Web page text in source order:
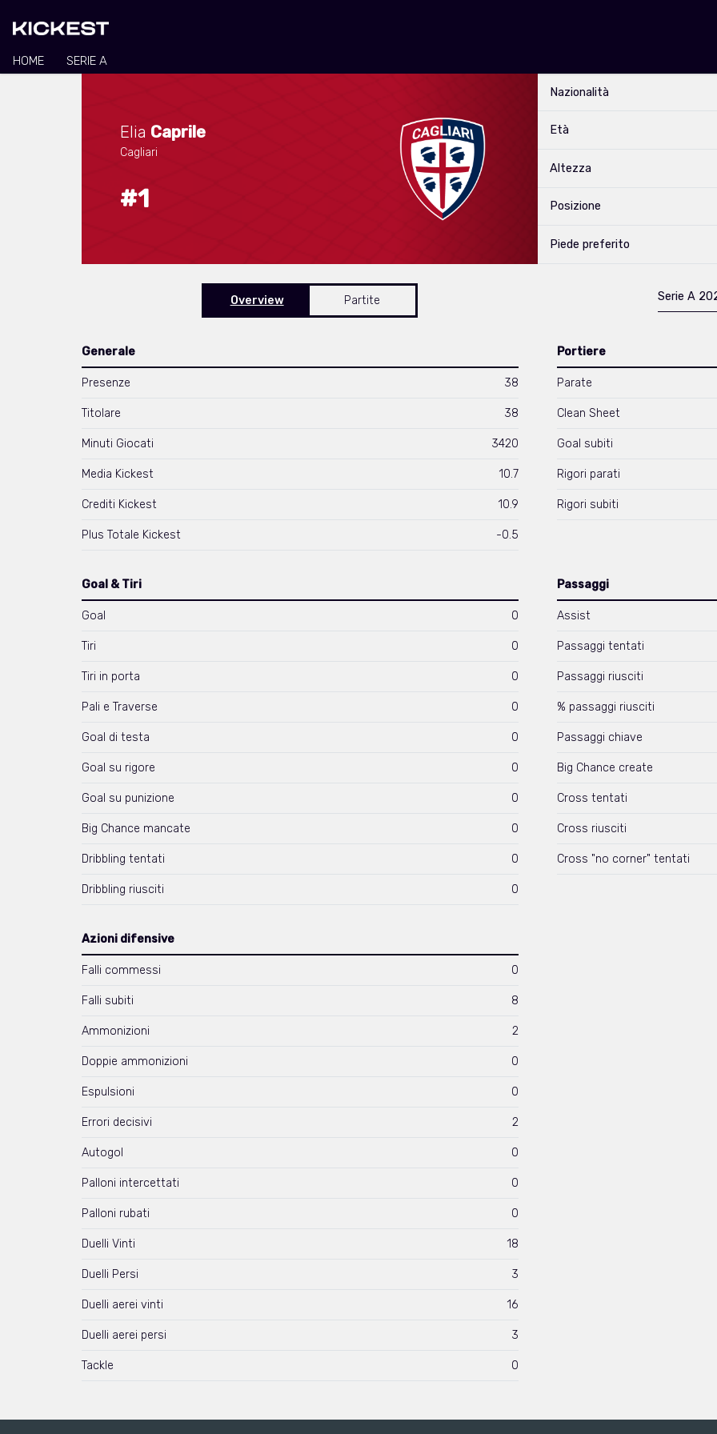
HOME SERIE A
Elia Caprile
Cagliari
#1
Nazionalità
Età
Altezza
Posizione
Piede preferito
Overview Partite Serie A
Generale
Presenze 38
Titolare 38
Minuti Giocati 3420
Media Kickest 10.7
Crediti Kickest 10.9
Plus Totale Kickest -0.5
Portiere
Parate
Clean Sheet
Goal subiti
Rigori parati
Rigori subiti
Goal & Tiri
Goal 0
Tiri 0
Tiri in porta 0
Pali e Traverse 0
Goal di testa 0
Goal su rigore 0
Goal su punizione 0
Big Chance mancate 0
Dribbling tentati 0
Dribbling riusciti 0
Passaggi
Assist
Passaggi tentati
Passaggi riusciti
% passaggi riusciti
Passaggi chiave
Big Chance create
Cross tentati
Cross riusciti
Cross "no corner" tentati
Azioni difensive
Falli commessi 0
Falli subiti 8
Ammonizioni 2
Doppie ammonizioni 0
Espulsioni 0
Errori decisivi 2
Autogol 0
Palloni intercettati 0
Palloni rubati 0
Duelli Vinti 18
Duelli Persi 3
Duelli aerei vinti 16
Duelli aerei persi 3
Tackle 0